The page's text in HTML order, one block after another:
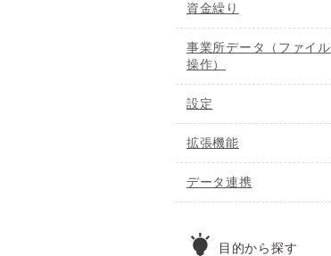
資金繰り
事業所データ（ファイル
操作）
設定
拡張機能
データ連携
目的から探す